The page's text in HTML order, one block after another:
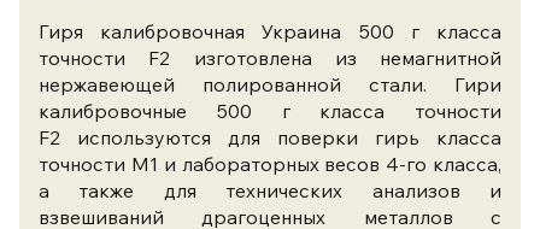
Гиря калибровочная Украина 500 г класса
точности F2 изготовлена из немагнитной
нержавеющей полированной стали. Гири
калибровочные 500 г класса точности
F2 используются для поверки гирь класса
точности М1 и лабораторных весов 4-го класса,
а также для технических анализов и
взвешиваний драгоценных металлов с